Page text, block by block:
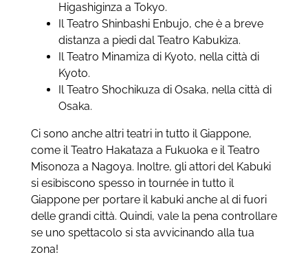
Higashiginza a Tokyo.
Il Teatro Shinbashi Enbujo, che è a breve
distanza a piedi dal Teatro Kabukiza.
Il Teatro Minamiza di Kyoto, nella città di
Kyoto.
Il Teatro Shochikuza di Osaka, nella città di
Osaka.
Ci sono anche altri teatri in tutto il Giappone,
come il Teatro Hakataza a Fukuoka e il Teatro
Misonoza a Nagoya. Inoltre, gli attori del Kabuki
si esibiscono spesso in tournée in tutto il
Giappone per portare il kabuki anche al di fuori
delle grandi città. Quindi, vale la pena controllare
se uno spettacolo si sta avvicinando alla tua
zona!